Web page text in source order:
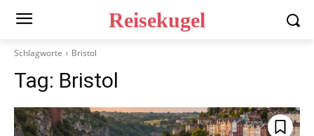
Reisekugel
Schlagworte Bristol
Tag: Bristol